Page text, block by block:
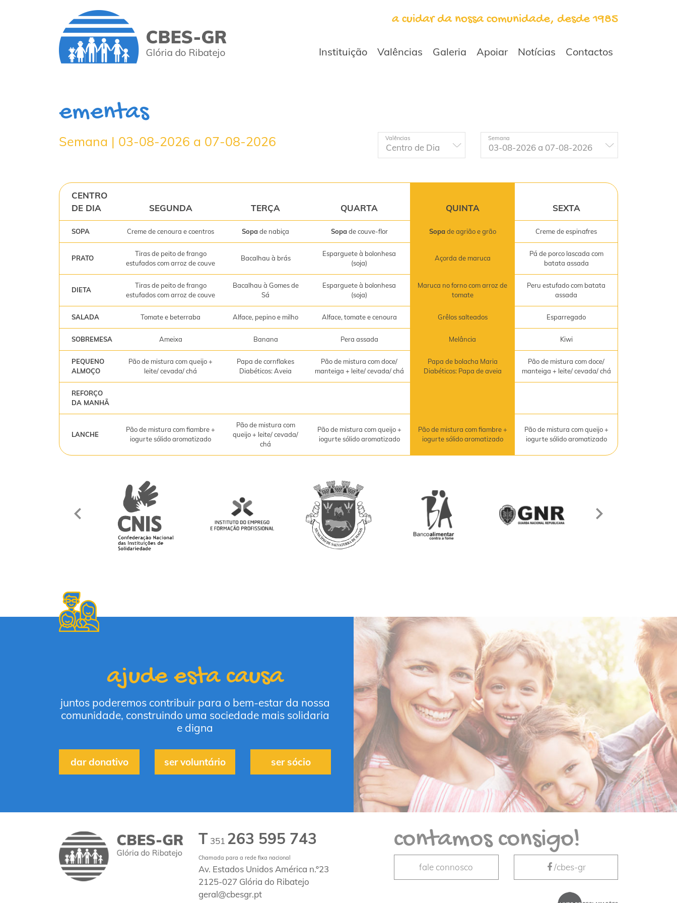
a cuidar da nossa comunidade, desde 1985
Instituição Valências Galeria Apoiar Notícias Contactos
ementas
Semana | 03-08-2026 a 07-08-2026 Valências Semana
CENTRO
DE DIA
SEGUNDA TERÇA QUARTA QUINTA SEXTA
SOPA Creme de cenoura e coentros Sopade nabiça Sopade couve-flor Sopade agrião e grão Creme de espinafres
PRATO
Tiras de peito de frango
estufados com arroz de couve
Bacalhau à brás
Esparguete à bolonhesa
(soja)
Açorda de maruca
Pá de porco lascada com
batata assada
DIETA
Tiras de peito de frango
estufados com arroz de couve
Bacalhau à Gomes de
Sá
Esparguete à bolonhesa
(soja)
Maruca no forno com arroz de
tomate
Peru estufado com batata
assada
SALADA Tomate e beterraba Alface, pepino e milho Alface, tomate e cenoura Grêlos salteados Esparregado
SOBREMESA Ameixa Banana Pera assada Melância Kiwi
PEQUENO
ALMOÇO
Pão de mistura com queijo +
leite/ cevada/ chá
Papa de cornflakes
Diabéticos: Aveia
Pão de mistura com doce/
manteiga + leite/ cevada/ chá
Papa de bolacha Maria
Diabéticos: Papa de aveia
Pão de mistura com doce/
manteiga + leite/ cevada/ chá
REFORÇO
DA MANHÃ
LANCHE
Pão de mistura com fiambre +
iogurte sólido aromatizado
Pão de mistura com
queijo + leite/ cevada/
chá
Pão de mistura com queijo +
iogurte sólido aromatizado
Pão de mistura com fiambre +
iogurte sólido aromatizado
Pão de mistura com queijo +
iogurte sólido aromatizado
ajude esta causa
juntos poderemos contribuir para o bem-estar da nossa
comunidade, construindo uma sociedade mais solidaria
e digna
dar donativo ser voluntário ser sócio
T 351 263 595 743
Chamada para a rede fixa nacional
Av. Estados Unidos América n.º23
2125-027 Glória do Ribatejo
geral@cbesgr.pt
contamos consigo!
fale connosco /cbes-gr